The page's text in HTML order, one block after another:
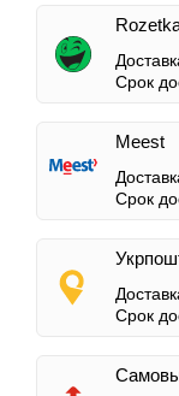
Срок
Meest
Срок
Срок